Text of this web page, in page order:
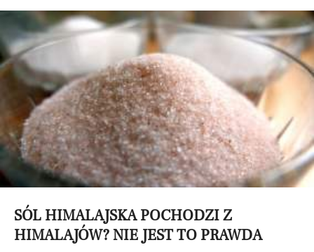
SÓL HIMALAJSKA POCHODZI Z
HIMALAJÓW? NIE JEST TO PRAWDA